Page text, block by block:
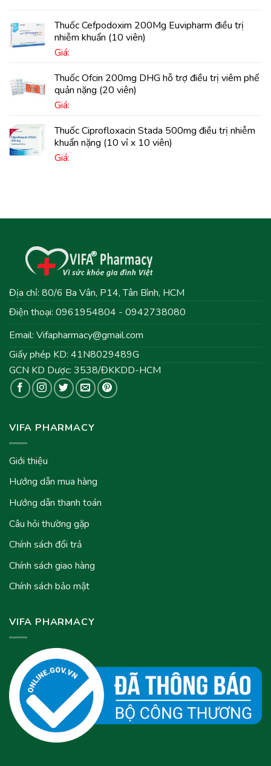
Thuốc Cefpodoxim 200Mg Euvipharm điều trị
nhiễm khuẩn (10 viên)
Giá:
Thuốc Ofcin 200mg DHG hỗ trợ điều trị viêm phế
quản nặng (20 viên)
Giá:
Thuốc Ciprofloxacin Stada 500mg điều trị nhiễm
khuẩn nặng (10 vỉ x 10 viên)
Giá:
Địa chỉ: 80/6 Ba Vân, P14, Tân Bình, HCM
Điện thoại: 0961954804 - 0942738080
Email: Vifapharmacy@gmail.com
Giấy phép KD: 41N8029489G
GCN KD Dược: 3538/ĐKKDD-HCM
VIFA PHARMACY
Giới thiệu
Hướng dẫn mua hàng
Hướng dẫn thanh toán
Câu hỏi thường gặp
Chính sách đổi trả
Chính sách giao hàng
Chính sách bảo mật
VIFA PHARMACY